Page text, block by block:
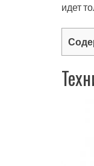
идет